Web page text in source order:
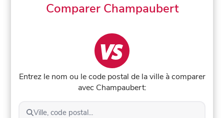
Comparer Champaubert
Entrez le nom ou le code postal de la ville à comparer
avec Champaubert:
Ville, code postal...